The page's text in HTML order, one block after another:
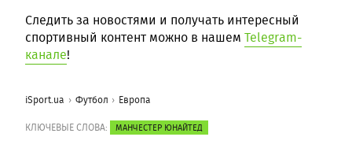
Следить за новостями и получать интересный
спортивный контент можно в нашем Telegram-
канале!
iSport.ua Футбол Европа
КЛЮЧЕВЫЕ СЛОВА: МАНЧЕСТЕР ЮНАЙТЕД